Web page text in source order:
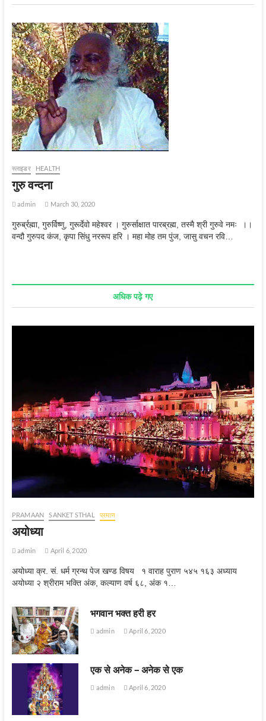
स्‍लाइडर HEALTH
गुरु वन्‍दना
admin March 30, 2020
गुरुर्ब्रह्मा, गुरुर्विष्णु, गुरूर्देवो महेश्वर । गुरुर्साक्षात पारब्रह्म, तस्मै श्री गुरुवे नमः ।।
वन्दौ गुरुपद कंज, कृपा सिंधु नररूप हरि । महा मोह तम पुंज, जासु वचन रवि…
अधिक पढ़े गए
PRAMAAN SANKET STHAL प्रमाण
अयोध्‍या
admin April 6, 2020
अयोध्या क्र. सं. धर्म ग्रन्थ पेज खण्ड विषय १ वाराह पुराण ५४५ १६३ अध्याय
अयोध्या २ श्रीराम भक्ति अंक, कल्याण वर्ष ६८, अंक १…
भगवान भक्त हरी हर
admin April 6, 2020
एक से अनेक – अनेक से एक
admin April 6, 2020